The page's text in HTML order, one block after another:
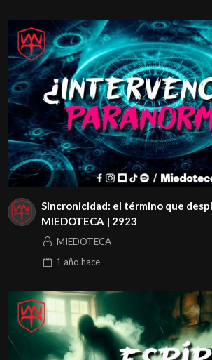
Sincronicidad: el término que
MIEDOTECA | 2923
MIEDOTECA
1 año hace